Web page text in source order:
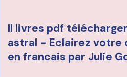
Il livres pdf
astral - Eclairez votre
en francais par Julie